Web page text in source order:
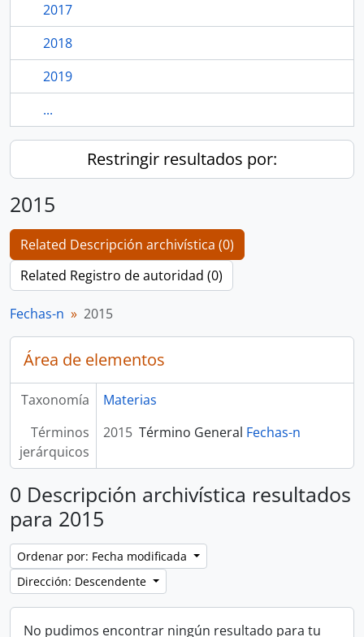
2017
2018
2019
...
Restringir resultados por:
2015
Related Descripción archivística (0)
Related Registro de autoridad (0)
Fechas-n 2015
Área de elementos
Taxonomía
Materias
Términos
jerárquicos
2015 Término General Fechas-n
0 Descripción archivística resultados
para 2015
Ordenar por: Fecha modificada
Dirección: Descendente
No pudimos encontrar ningún resultado para tu